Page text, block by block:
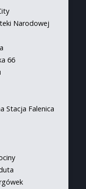
Narodowej
66
Stacja Falenica